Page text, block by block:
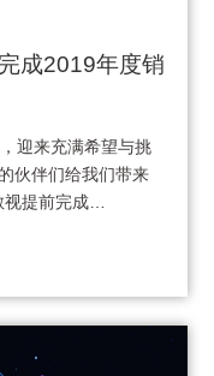
成2019年度销
迎来充满希望与挑
伙伴们给我们带来
视提前完成…